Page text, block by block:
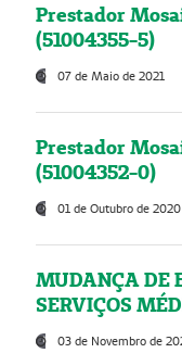
Prestador
(51004355-5)
07 de Maio de 2021
Prestador
(51004352-0)
01 de Outubro de 2020
MUDANÇA DE
SERVIÇOS
03 de Novembro de